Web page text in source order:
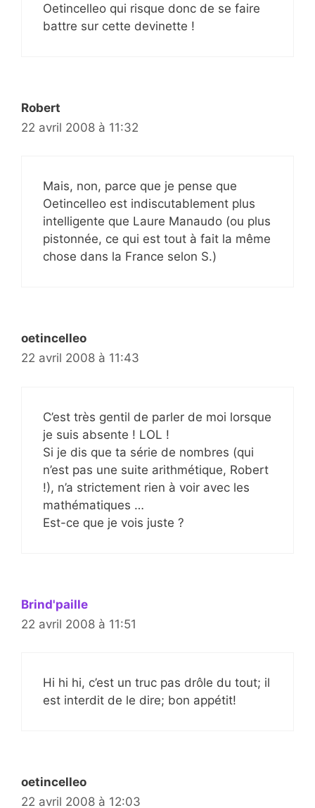
Oetincelleo qui risque donc de se faire
battre sur cette devinette !
Robert
22 avril 2008 à 11:32
Mais, non, parce que je pense que
Oetincelleo est indiscutablement plus
intelligente que Laure Manaudo (ou plus
pistonnée, ce qui est tout à fait la même
chose dans la France selon S.)
oetincelleo
22 avril 2008 à 11:43
C’est très gentil de parler de moi lorsque
je suis absente ! LOL !
Si je dis que ta série de nombres (qui
n’est pas une suite arithmétique, Robert
!), n’a strictement rien à voir avec les
mathématiques …
Est-ce que je vois juste ?
Brind'paille
22 avril 2008 à 11:51
Hi hi hi, c’est un truc pas drôle du tout; il
est interdit de le dire; bon appétit!
oetincelleo
22 avril 2008 à 12:03